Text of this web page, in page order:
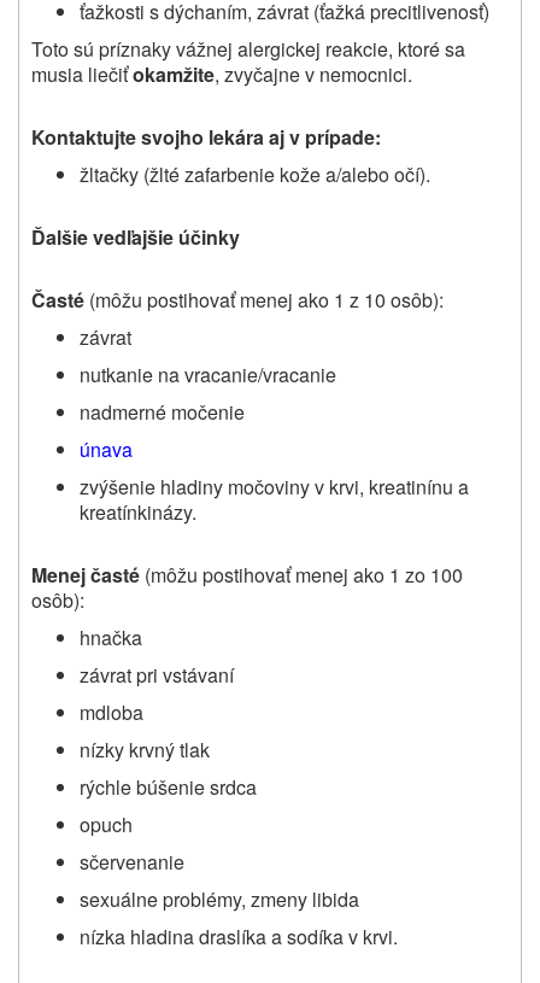
ťažkosti s dýchaním, závrat (ťažká precitlivenosť)
Toto sú príznaky vážnej alergickej reakcie, ktoré sa
musia liečiťokamžite, zvyčajne v nemocnici.
Kontaktujte svojho lekára aj v prípade:
žltačky (žlté zafarbenie kože a/alebo očí).
Ďalšie vedľajšie účinky
Časté (môžu postihovať menej ako 1 z 10 osôb):
závrat
nutkanie na vracanie/vracanie
nadmerné močenie
únava
zvýšenie hladiny močoviny v krvi, kreatinínu a
kreatínkinázy.
Menej časté (môžu postihovať menej ako 1 zo 100
osôb):
hnačka
závrat pri vstávaní
mdloba
nízky krvný tlak
rýchle búšenie srdca
opuch
sčervenanie
sexuálne problémy, zmeny libida
nízka hladina draslíka a sodíka v krvi.